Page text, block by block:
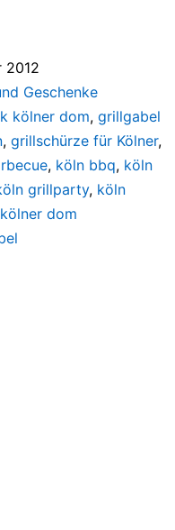
2012
Geschenke
kölner dom, grillgabel
, grillschürze für Kölner,
, köln bbq, köln
grillparty, köln
kölner dom